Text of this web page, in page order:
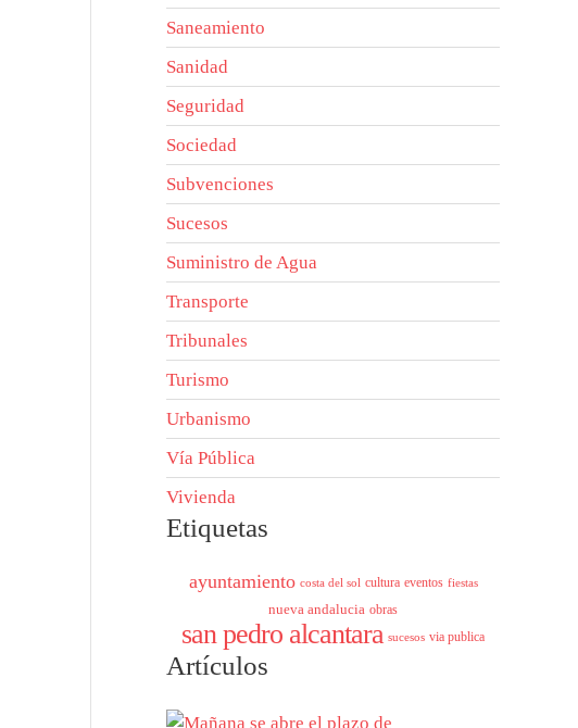
Saneamiento
Sanidad
Seguridad
Sociedad
Subvenciones
Sucesos
Suministro de Agua
Transporte
Tribunales
Turismo
Urbanismo
Vía Pública
Vivienda
Etiquetas
ayuntamiento costa del sol cultura eventos fiestas
nueva andalucia obras
san pedro alcantara sucesos via publica
Artículos